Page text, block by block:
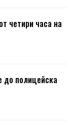
четири часа на
до полицейска